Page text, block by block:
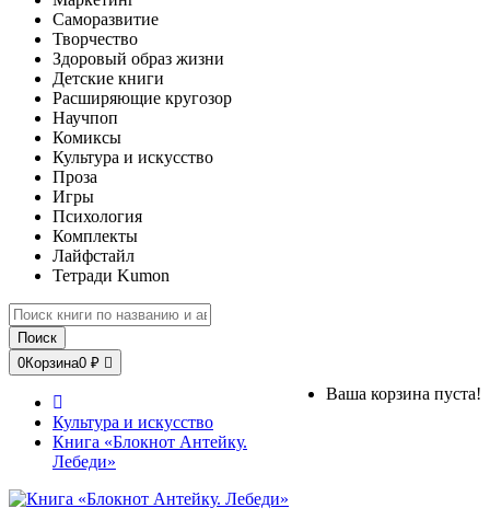
Саморазвитие
Творчество
Здоровый образ жизни
Детские книги
Расширяющие кругозор
Научпоп
Комиксы
Культура и искусство
Проза
Игры
Психология
Комплекты
Лайфстайл
Тетради Kumon
Поиск
0Корзина0 ₽
Ваша корзина пуста!
Культура и искусство
Книга «Блокнот Антейку.
Лебеди»